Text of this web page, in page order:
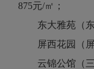
875元/㎡；
东大雅苑（东
屏西花园（屏
云锦公馆（三